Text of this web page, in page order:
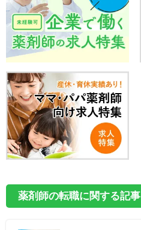
薬剤師の転職に関する記事